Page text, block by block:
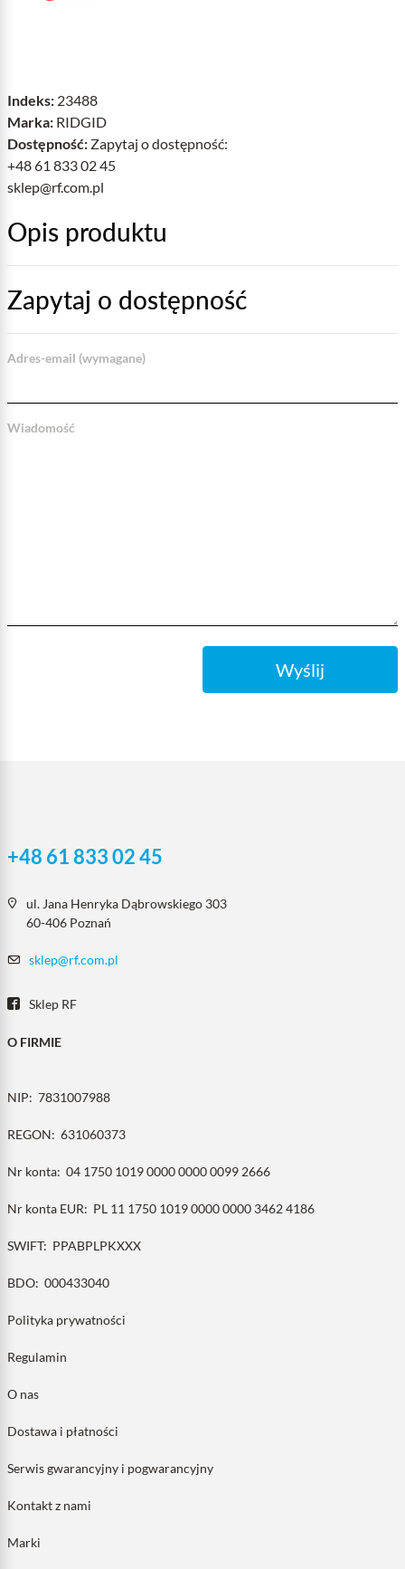
Indeks: 23488
Marka: RIDGID
Dostępność: Zapytaj o dostępność:
+48 61 833 02 45
sklep@rf.com.pl
Opis produktu
Zapytaj o dostępność
Adres-email (wymagane)
Wiadomość
Wyślij
+48 61 833 02 45
ul. Jana Henryka Dąbrowskiego 303
60-406 Poznań
sklep@rf.com.pl
Sklep RF
O FIRMIE
NIP: 7831007988
REGON: 631060373
Nr konta: 04 1750 1019 0000 0000 0099 2666
Nr konta EUR: PL 11 1750 1019 0000 0000 3462 4186
SWIFT: PPABPLPKXXX
BDO: 000433040
Polityka prywatności
Regulamin
O nas
Dostawa i płatności
Serwis gwarancyjny i pogwarancyjny
Kontakt z nami
Marki